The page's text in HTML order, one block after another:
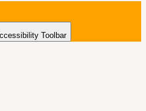
Toolbar